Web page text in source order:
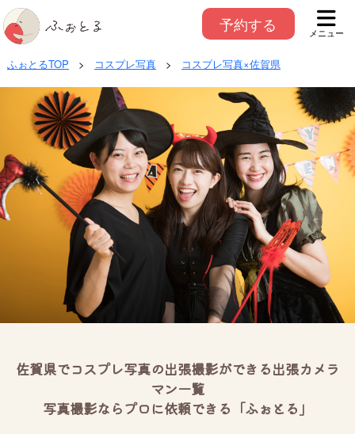
予約する メニュー
ふぉとるTOP > コスプレ写真 > コスプレ写真×佐賀県
佐賀県でコスプレ写真の出張撮影ができる出張カメラ
マン一覧
写真撮影ならプロに依頼できる「ふぉとる」